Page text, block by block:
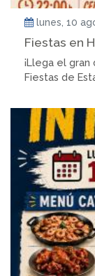
lunes, 10
Fiestas en
¡Llega el
Fiestas de